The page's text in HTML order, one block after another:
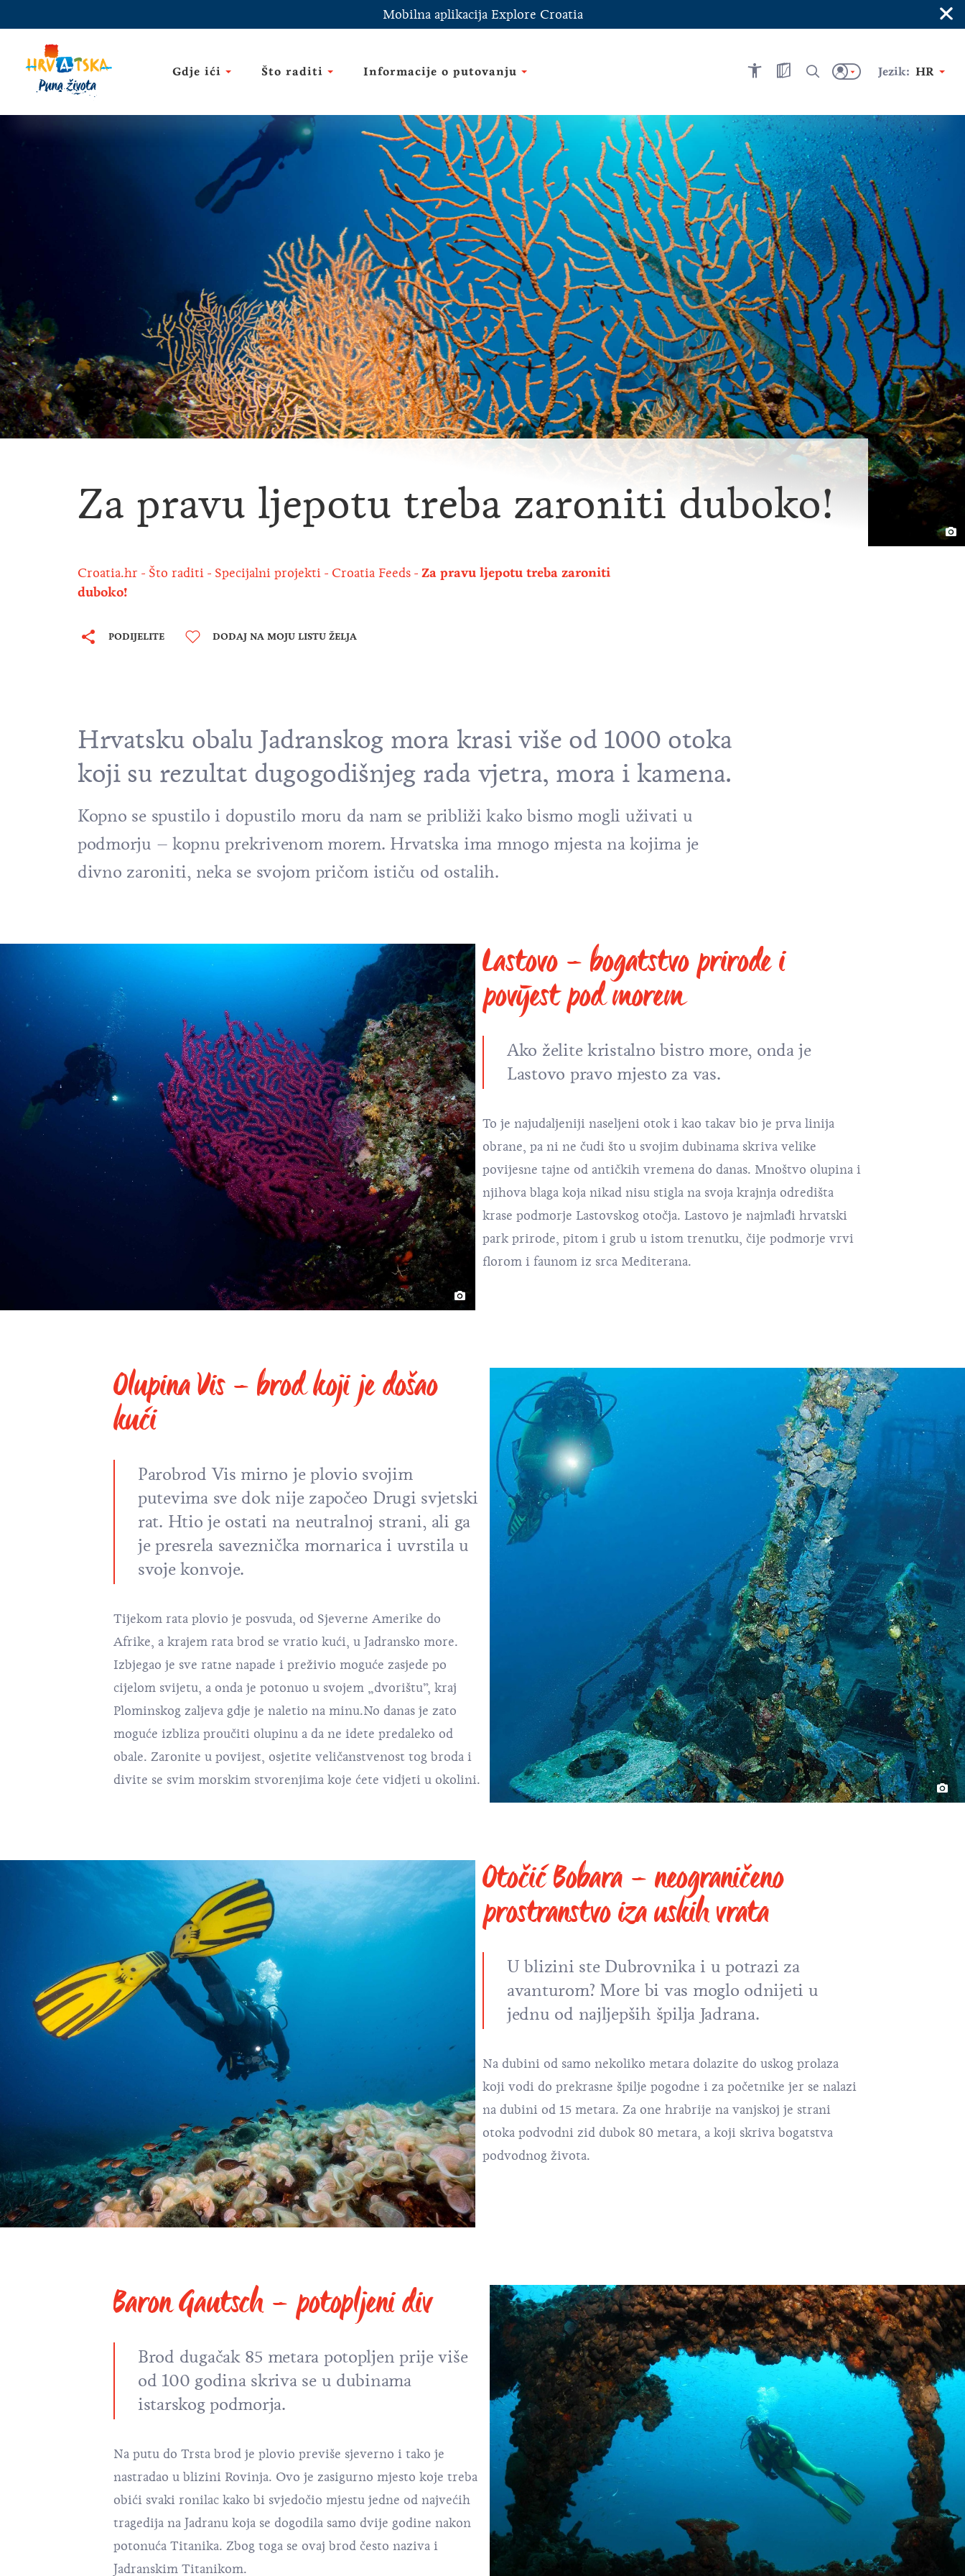
Mobilna aplikacija Explore Croatia ×
Gdje ići Što raditi Informacije o putovanju Jezik: HR
Za pravu ljepotu treba zaroniti duboko!
Croatia.hr Što raditi Specijalni projekti Croatia Feeds
Za pravu ljepotu treba zaroniti
duboko!
PODIJELITE DODAJ NA MOJU LISTU ŽELJA
Hrvatsku obalu Jadranskog mora krasi više od 1000 otoka
koji su rezultat dugogodišnjeg rada vjetra, mora i kamena.
Kopno se spustilo i dopustilo moru da nam se približi kako bismo mogli uživati u
podmorju – kopnu prekrivenom morem. Hrvatska ima mnogo mjesta na kojima je
divno zaroniti, neka se svojom pričom ističu od ostalih.
Lastovo – bogatstvo prirode i
povijest pod morem
Ako želite kristalno bistro more, onda je
Lastovo pravo mjesto za vas.
To je najudaljeniji naseljeni otok i kao takav bio je prva linija
obrane, pa ni ne čudi što u svojim dubinama skriva velike
povijesne tajne od antičkih vremena do danas. Mnoštvo olupina i
njihova blaga koja nikad nisu stigla na svoja krajnja odredišta
krase podmorje Lastovskog otočja. Lastovo je najmlađi hrvatski
park prirode, pitom i grub u istom trenutku, čije podmorje vrvi
florom i faunom iz srca Mediterana.
Olupina Vis – brod koji je došao
kući
Parobrod Vis mirno je plovio svojim
putevima sve dok nije započeo Drugi svjetski
rat. Htio je ostati na neutralnoj strani, ali ga
je presrela saveznička mornarica i uvrstila u
svoje konvoje.
Tijekom rata plovio je posvuda, od Sjeverne Amerike do
Afrike, a krajem rata brod se vratio kući, u Jadransko more.
Izbjegao je sve ratne napade i preživio moguće zasjede po
cijelom svijetu, a onda je potonuo u svojem „dvorištu”, kraj
Plominskog zaljeva gdje je naletio na minu.No danas je zato
moguće izbliza proučiti olupinu a da ne idete predaleko od
obale. Zaronite u povijest, osjetite veličanstvenost tog broda i
divite se svim morskim stvorenjima koje ćete vidjeti u okolini.
Otočić Bobara – neograničeno
prostranstvo iza uskih vrata
U blizini ste Dubrovnika i u potrazi za
avanturom? More bi vas moglo odnijeti u
jednu od najljepših špilja Jadrana.
Na dubini od samo nekoliko metara dolazite do uskog prolaza
koji vodi do prekrasne špilje pogodne i za početnike jer se nalazi
na dubini od 15 metara. Za one hrabrije na vanjskoj je strani
otoka podvodni zid dubok 80 metara, a koji skriva bogatstva
podvodnog života.
Baron Gautsch – potopljeni div
Brod dugačak 85 metara potopljen prije više
od 100 godina skriva se u dubinama
istarskog podmorja.
Na putu do Trsta brod je plovio previše sjeverno i tako je
nastradao u blizini Rovinja. Ovo je zasigurno mjesto koje treba
obići svaki ronilac kako bi svjedočio mjestu jedne od najvećih
tragedija na Jadranu koja se dogodila samo dvije godine nakon
potonuća Titanika. Zbog toga se ovaj brod često naziva i
Jadranskim Titanikom.